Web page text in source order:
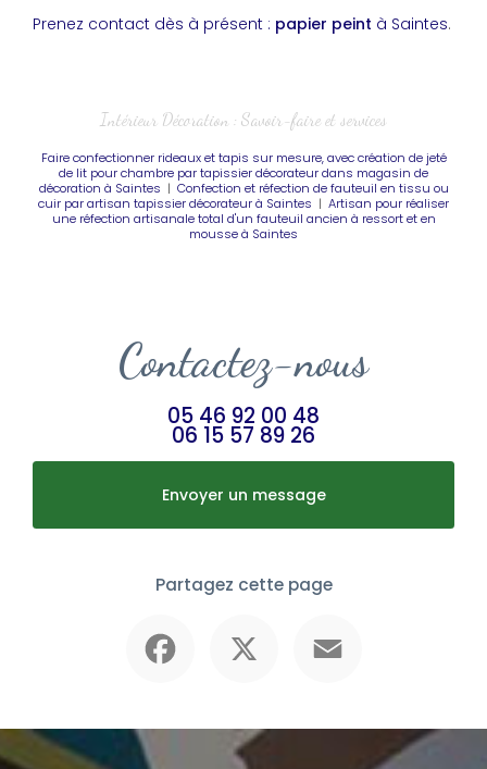
Prenez contact dès à présent : papier peint à Saintes.
Intérieur Décoration : Savoir-faire et services
Faire confectionner rideaux et tapis sur mesure, avec création de jeté
de lit pour chambre par tapissier décorateur dans magasin de
décoration à Saintes | Confection et réfection de fauteuil en tissu ou
cuir par artisan tapissier décorateur à Saintes | Artisan pour réaliser
une réfection artisanale total d'un fauteuil ancien à ressort et en
mousse à Saintes
Contactez-nous
05 46 92 00 48
06 15 57 89 26
Envoyer un message
Partagez cette page